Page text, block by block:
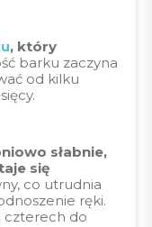
, który
barku zaczyna
od kilku
słabnie,
się
co utrudnia
ręki.
czterech do